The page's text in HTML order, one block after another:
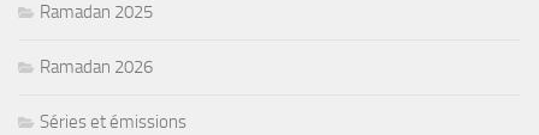
Ramadan 2025
Ramadan 2026
Séries et émissions